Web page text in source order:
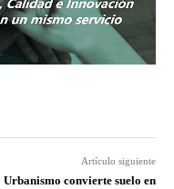
Artículo siguiente
Urbanismo convierte suelo en